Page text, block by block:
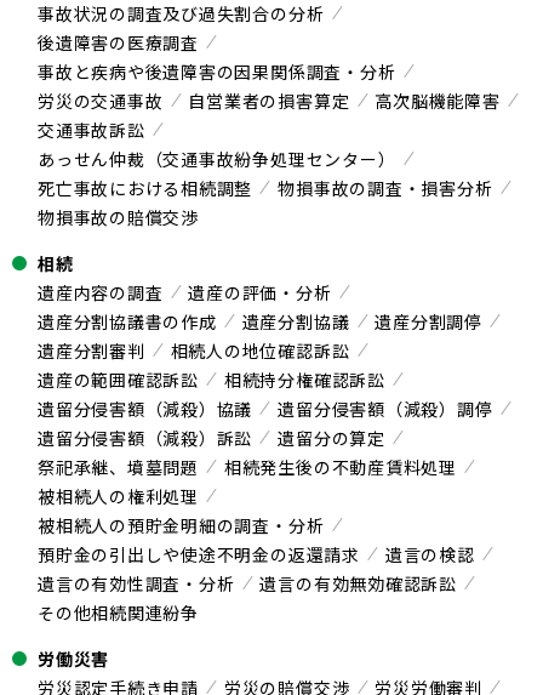
事故状況の調査及び過失割合の分析
後遺障害の医療調査
事故と疾病や後遺障害の因果関係調査・分析
労災の交通事故
自営業者の損害算定
高次脳機能障害
交通事故訴訟
あっせん仲裁（交通事故紛争処理センター）
死亡事故における相続調整
物損事故の調査・損害分析
物損事故の賠償交渉
相続
遺産内容の調査
遺産の評価・分析
遺産分割協議書の作成
遺産分割協議
遺産分割調停
遺産分割審判
相続人の地位確認訴訟
遺産の範囲確認訴訟
相続持分権確認訴訟
遺留分侵害額（減殺）協議
遺留分侵害額（減殺）調停
遺留分侵害額（減殺）訴訟
遺留分の算定
祭祀承継、墳墓問題
相続発生後の不動産賃料処理
被相続人の権利処理
被相続人の預貯金明細の調査・分析
預貯金の引出しや使途不明金の返還請求
遺言の検認
遺言の有効性調査・分析
遺言の有効無効確認訴訟
その他相続関連紛争
労働災害
労災認定手続き申請
労災の賠償交渉 労災労働審判